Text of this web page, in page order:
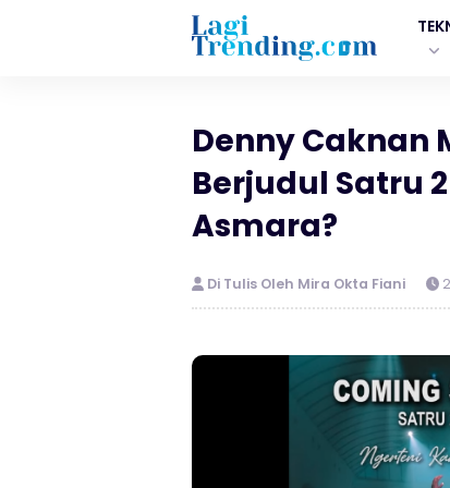
Denny Caknan
Berjudul Satru
Asmara?
Di Tulis Oleh Mira Okta Fiani